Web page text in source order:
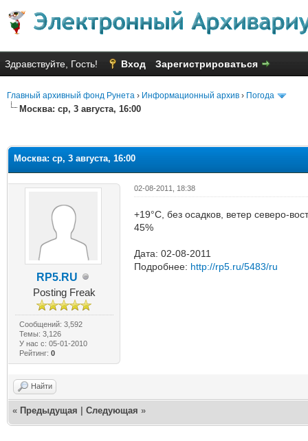
Здравствуйте, Гость! Вход Зарегистрироваться
Главный архивный фонд Рунета › Информационный архив › Погода
Москва: ср, 3 августа, 16:00
Москва: ср, 3 августа, 16:00
RP5.RU
Posting Freak
Сообщений: 3,592
Темы: 3,126
У нас с: 05-01-2010
Рейтинг: 0
02-08-2011, 18:38
+19°C, без осадков, ветер северо-
45%
Дата: 02-08-2011
Подробнее: http://rp5.ru/5483/ru
Найти
« Предыдущая Следующая »